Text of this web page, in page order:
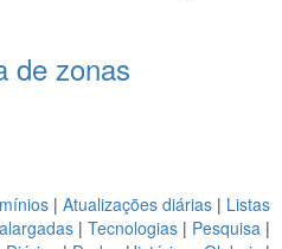
de zonas
| Atualizações diárias | Listas
| Tecnologias | Pesquisa |